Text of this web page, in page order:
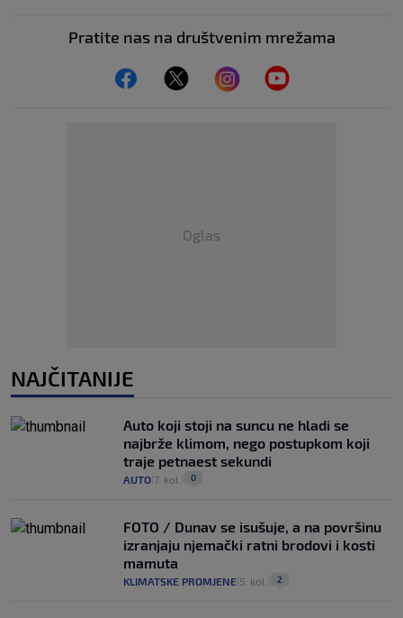
Pratite nas na društvenim mrežama
Oglas
NAJČITANIJE
Auto koji stoji na suncu ne hladi se
najbrže klimom, nego postupkom koji
traje petnaest sekundi
AUTO 7. kol. 0
FOTO / Dunav se isušuje, a na površinu
izranjaju njemački ratni brodovi i kosti
mamuta
KLIMATSKE PROMJENE 5. kol. 2